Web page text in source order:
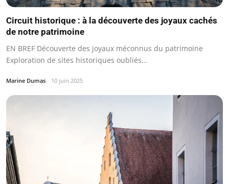
Circuit historique : à la découverte des joyaux cachés
de notre patrimoine
EN BREF Découverte des joyaux méconnus du patrimoine
Exploration de sites historiques oubliés…
Marine Dumas 10 juin 2025